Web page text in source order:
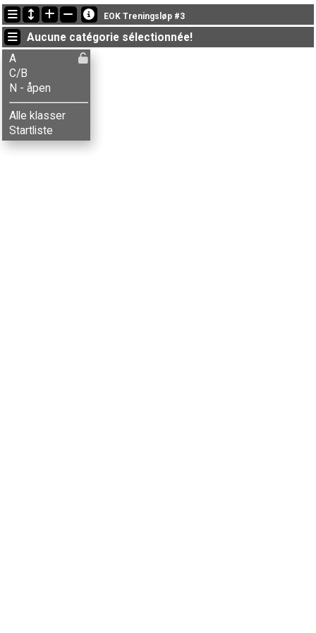
Dernières mises à jour
18:38:47: Aksel T. Fingarsen (A) a terminé , chrono: 19:37 (3)
18:16:59: Vebjørn H. Storaas ( C/B ) a terminé , chrono: 28:28 (6)
18:16:38: Emil Nergård (A) a terminé , chrono: 21:44 (5)
EOK Treningsløp #3
Aucune catégorie sélectionnée!
A
C/B
N - åpen
Alle klasser
Startliste